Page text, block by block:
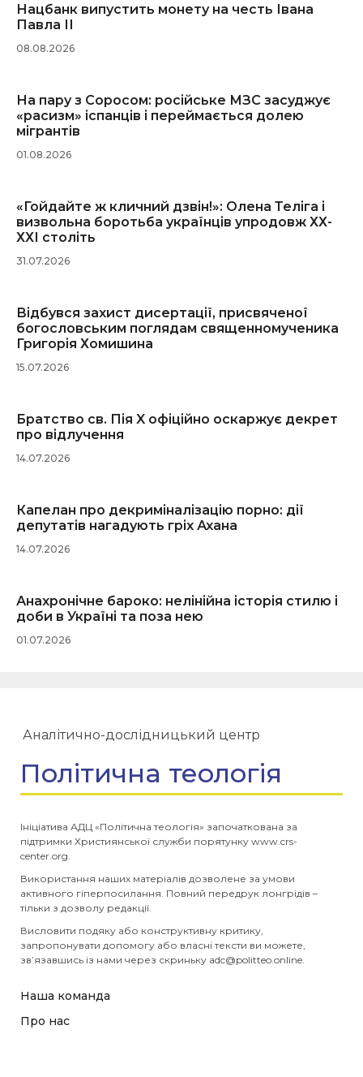
Нацбанк випустить монету на честь Івана
Павла ІІ
08.08.2026
На пару з Соросом: російське МЗС засуджує
«расизм» іспанців і переймається долею
мігрантів
01.08.2026
«Гойдайте ж кличний дзвін!»: Олена Теліга і
визвольна боротьба українців упродовж ХХ-
ХХІ століть
31.07.2026
Відбувся захист дисертації, присвяченої
богословським поглядам священномученика
Григорія Хомишина
15.07.2026
Братство св. Пія X офіційно оскаржує декрет
про відлучення
14.07.2026
Капелан про декриміналізацію порно: дії
депутатів нагадують гріх Ахана
14.07.2026
Анахронічне бароко: нелінійна історія стилю і
доби в Україні та поза нею
01.07.2026
Аналітично-дослідницький центр
Політична теологія
Ініціатива АДЦ «Політична теологія» започаткована за
підтримки Християнської служби порятунку www.crs-
center.org.
Використання наших матеріалів дозволене за умови
активного гіперпосилання. Повний передрук лонгрідів –
тільки з дозволу редакції.
Висловити подяку або конструктивну критику,
запропонувати допомогу або власні тексти ви можете,
зв’язавшись із нами через скриньку adc@politteo.online
Наша команда
Про нас